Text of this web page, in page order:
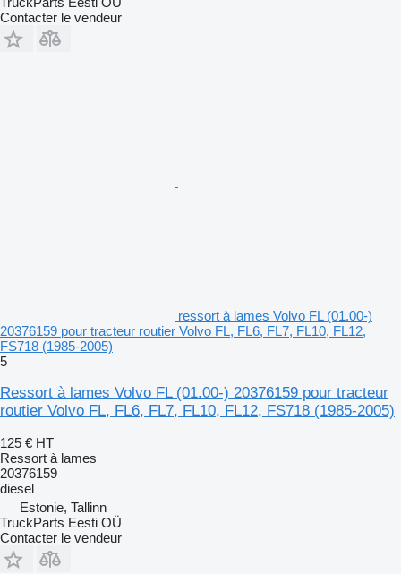
Contacter le vendeur
ressort à lames Volvo FL (01.00-)
20376159 pour tracteur routier Volvo FL, FL6, FL7, FL10, FL12,
FS718 (1985-2005)
5
Ressort à lames Volvo FL (01.00-) 20376159 pour tracteur
routier Volvo FL, FL6, FL7, FL10, FL12, FS718 (1985-2005)
125 € HT
Ressort à lames
20376159
diesel
Estonie, Tallinn
TruckParts Eesti OÜ
Contacter le vendeur